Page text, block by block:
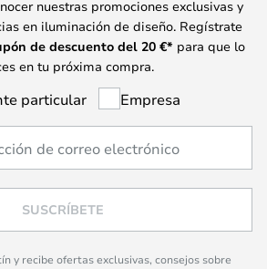
nuestras promociones exclusivas y
en iluminación de diseño. Regístrate
de descuento del 20 €* para que lo
en tu próxima compra.
particular Empresa
SUSCRÍBETE
y recibe ofertas exclusivas, consejos sobre